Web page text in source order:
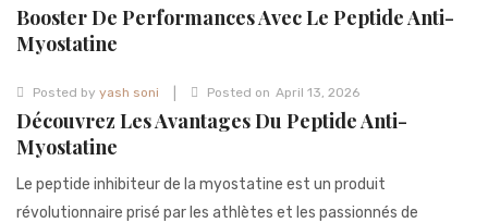
HOME
91CDA09022F7
TEST 74862F78-2F70-44F4-810E-
Booster De Performances Avec Le Peptide Anti-
Myostatine
Posted by yash soni Posted on April 13, 2026
Découvrez Les Avantages Du Peptide Anti-
Myostatine
Le peptide inhibiteur de la myostatine est un produit
révolutionnaire prisé par les athlètes et les passionnés de